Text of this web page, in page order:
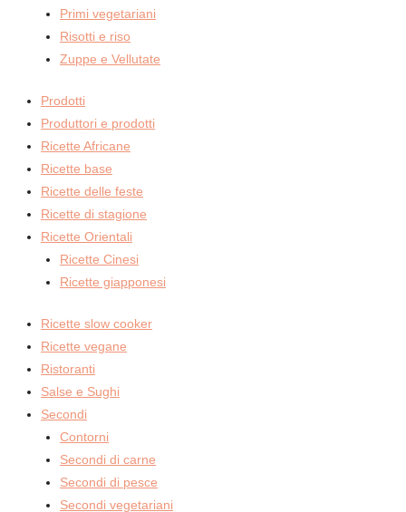
Primi vegetariani
Risotti e riso
Zuppe e Vellutate
Prodotti
Produttori e prodotti
Ricette Africane
Ricette base
Ricette delle feste
Ricette di stagione
Ricette Orientali
Ricette Cinesi
Ricette giapponesi
Ricette slow cooker
Ricette vegane
Ristoranti
Salse e Sughi
Secondi
Contorni
Secondi di carne
Secondi di pesce
Secondi vegetariani